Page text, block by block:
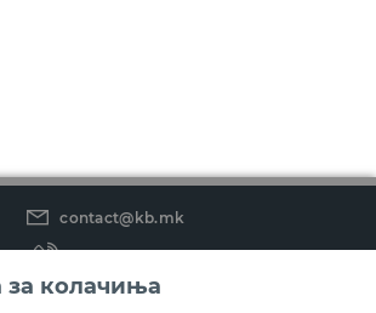
contact@kb.mk
(02) 3 296 800
колачиња